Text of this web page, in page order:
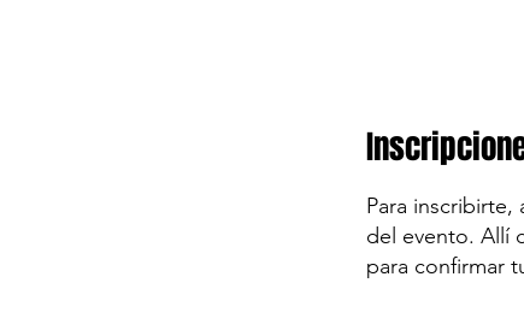
Para
del evento. Allí
para confirmar